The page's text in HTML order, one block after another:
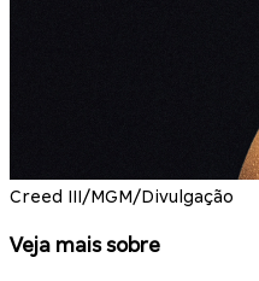
Creed III/MGM/Divulgação
Veja mais sobre